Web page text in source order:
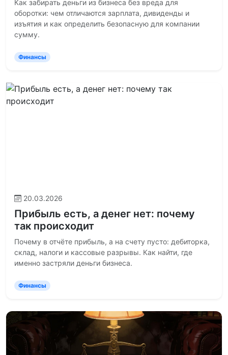
Как забирать деньги из бизнеса без вреда для
оборотки: чем отличаются зарплата, дивиденды и
изъятия и как определить безопасную для компании
сумму.
Финансы
20.03.2026
Прибыль есть, а денег нет: почему
так происходит
Почему в отчёте прибыль, а на счету пусто: дебиторка,
склад, налоги и кассовые разрывы. Как найти, где
именно застряли деньги бизнеса.
Финансы